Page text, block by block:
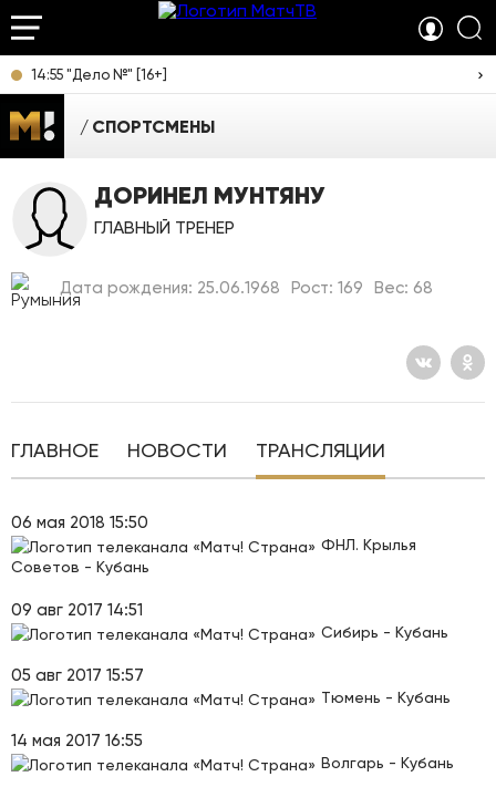
14:55 "Дело №" [16+]
СПОРТСМЕНЫ
ДОРИНЕЛ МУНТЯНУ
ГЛАВНЫЙ ТРЕНЕР
Дата рождения: 25.06.1968 Рост: 169 Вес: 68
ГЛАВНОЕ НОВОСТИ ТРАНСЛЯЦИИ
06 мая 2018 15:50
ФНЛ. Крылья
Советов - Кубань
09 авг 2017 14:51
Сибирь - Кубань
05 авг 2017 15:57
Тюмень - Кубань
14 мая 2017 16:55
Волгарь - Кубань